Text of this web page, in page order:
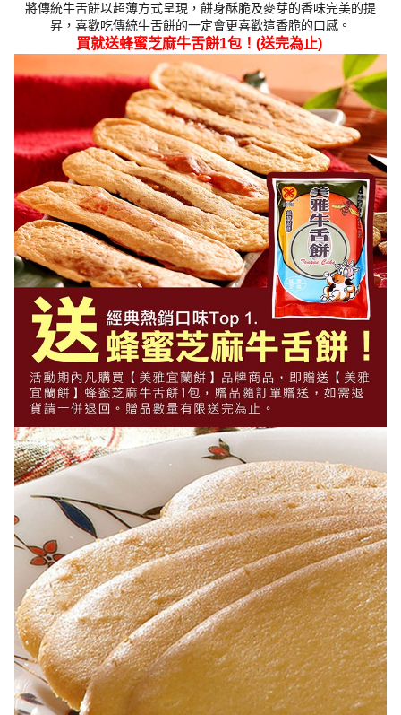
將傳統牛舌餅以超薄方式呈現，餅身酥脆及麥芽的香味完美的提
昇，喜歡吃傳統牛舌餅的一定會更喜歡這香脆的口感。
買就送蜂蜜芝麻牛舌餅1包！(送完為止)